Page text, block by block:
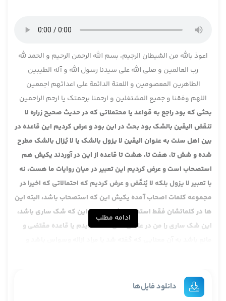
اعوذ بالله من الشیطان الرجیم، بسم الله الرحمن الرحیم و الحمد لله
رب العالمین و صلی الله علی سیدنا رسول الله و آله الطیبین
الطاهرین المعصومین و اللعنة الدائمة علی اعدائهم اجمعین
اللهم وفقنا و جمیع المشتغلین و ارحمنا برحمتک یا ارحم الراحمین
بحثی که بود راجع به قواعد یا محتملاتی که در حدیث صحیح زراره لا
تنقض الیقین بالشک بود بحث در این بود و عرض کردیم این قاعده در
بین اهل سنت به عنوان الیقین لا یزول بالشک یا لا یُزال بالشک مطرح
شده و شش تا، هفت تا، هشت تا قاعده از این در آوردند یکیش هم
استصحاب است و عرض کردیم این تعبیر در میان روایات ما هست، نه
با تعبیر لا یزول بلکه لا یُنقَض و عرض کردیم که احتمالاتی که اخیرا در
مجموعه کلمات اصحاب آمده یکیش این که استصحاب باشد، البته این
ها در کلماتشان فقط استصحاب فهمیدند یا این که شک ساری باشد،
این شک ساری را من در علمای اهل سنت ندیدم یا قاعده مقتضی و
کردیم اجمالا چون عرض می کنم کلمات ایشان را دیدم اما هم با دقت
نگاه نکردم هم چاپ کتاب فتوکپی از آن نسخه سنگی بود خیلی
ادامه مطلب
دانلود فایل‌ها